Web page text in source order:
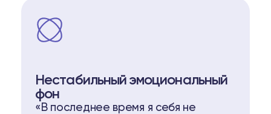
Нестабильный эмоциональный
фон
«В последнее время я себя не